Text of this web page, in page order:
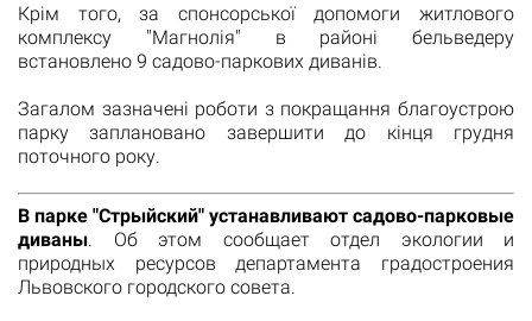
Крім того, за спонсорської допомоги житлового
комплексу "Магнолія" в районі бельведеру
встановлено 9 садово-паркових диванів.
Загалом зазначені роботи з покращання благоустрою
парку заплановано завершити до кінця грудня
поточного року.
В парке "Стрыйский" устанавливают садово-парковые
диваны. Об этом сообщает отдел экологии и
природных ресурсов департамента градостроения
Львовского городского совета.